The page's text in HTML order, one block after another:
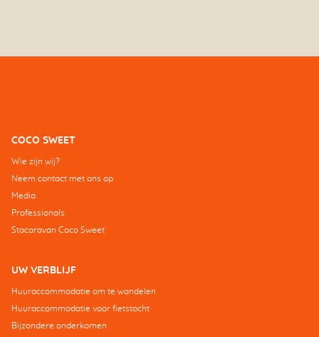
COCO SWEET
Wie zijn wij?
Neem contact met ons op
Media
Professionals
Stacaravan Coco Sweet
UW VERBLIJF
Huuraccommodatie om te wandelen
Huuraccommodatie voor fietstocht
Bijzondere onderkomen